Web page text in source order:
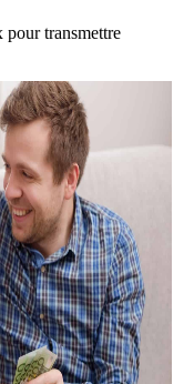
transmettre